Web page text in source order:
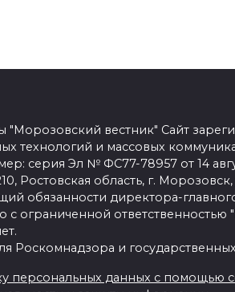
"Морозовский вестник" Сайт
технологий и массовых
серия Эл № ФС77-78957 от 14
Ростовская область, г.
обязанности директора-
с ограниченной ответственностью
Роскомнадзора и
персональных данных с помощью